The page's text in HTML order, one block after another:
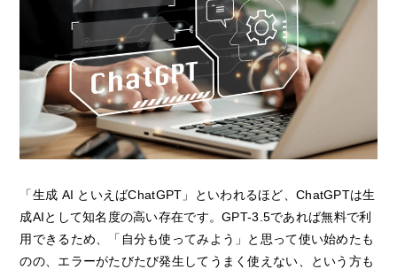
「生成 AI といえばChatGPT」といわれるほど、ChatGPTは生
成AIとして知名度の高い存在です。GPT-3.5であれば無料で利
用できるため、「自分も使ってみよう」と思って使い始めたも
のの、エラーがたびたび発生してうまく使えない、という方も